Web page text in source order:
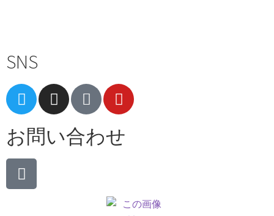
SNS
お問い合わせ